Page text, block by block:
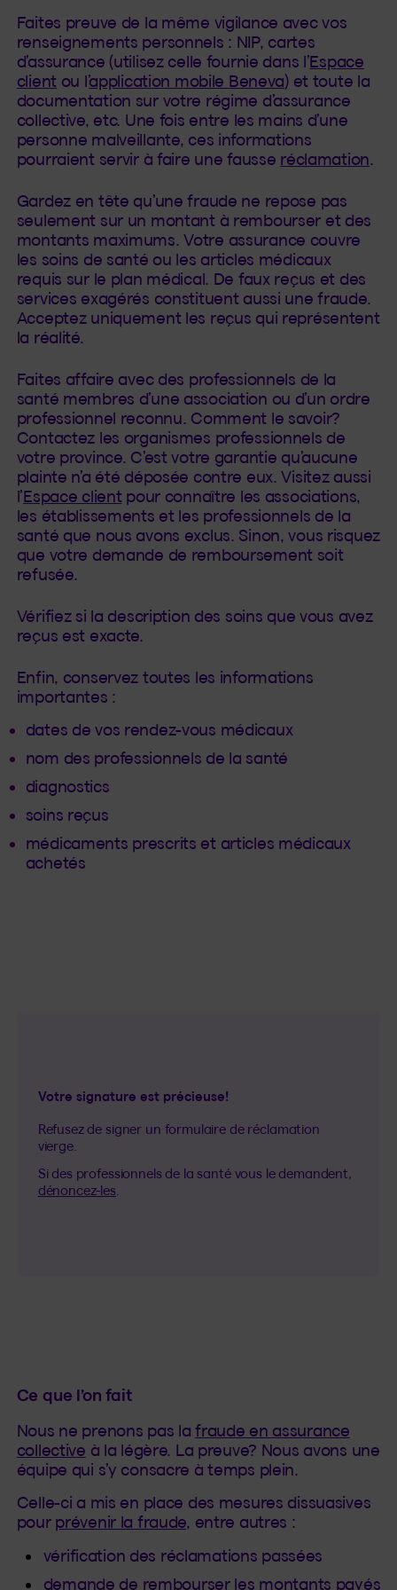
Faites preuve de la même vigilance avec vos
renseignements personnels : NIP, cartes
d’assurance (utilisez celle fournie dans l’Espace
client ou l’application mobile Beneva) et toute la
documentation sur votre régime d’assurance
collective, etc. Une fois entre les mains d’une
personne malveillante, ces informations
pourraient servir à faire une fausse réclamation.
Gardez en tête qu’une fraude ne repose pas
seulement sur un montant à rembourser et des
montants maximums. Votre assurance couvre
les soins de santé ou les articles médicaux
requis sur le plan médical. De faux reçus et des
services exagérés constituent aussi une fraude.
Acceptez uniquement les reçus qui représentent
la réalité.
Faites affaire avec des professionnels de la
santé membres d’une association ou d’un ordre
professionnel reconnu. Comment le savoir?
Contactez les organismes professionnels de
votre province. C’est votre garantie qu’aucune
plainte n’a été déposée contre eux. Visitez aussi
l’Espace client pour connaître les associations,
les établissements et les professionnels de la
santé que nous avons exclus. Sinon, vous risquez
que votre demande de remboursement soit
refusée.
Vérifiez si la description des soins que vous avez
reçus est exacte.
Enfin, conservez toutes les informations
importantes :
dates de vos rendez-vous médicaux
nom des professionnels de la santé
diagnostics
soins reçus
médicaments prescrits et articles médicaux
achetés
Votre signature est précieuse!
Refusez de signer un formulaire de réclamation
vierge.
Si des professionnels de la santé vous le demandent,
dénoncez-les
Ce que l’on fait
Nous ne prenons pas lafraude en assurance
collective à la légère. La preuve? Nous avons une
équipe qui s’y consacre à temps plein.
Celle-ci a mis en place des mesures dissuasives
pour prévenir la fraude, entre autres :
vérification des réclamations passées
demande de rembourser les montants payés